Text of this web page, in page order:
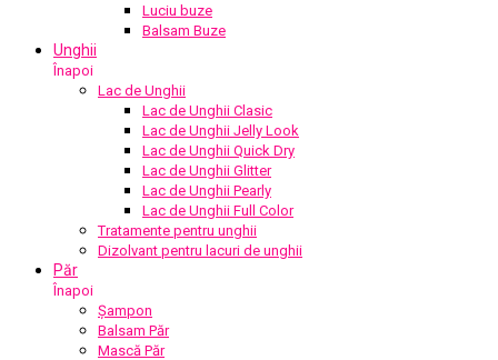
Luciu buze
Balsam Buze
Unghii
Înapoi
Lac de Unghii
Lac de Unghii Clasic
Lac de Unghii Jelly Look
Lac de Unghii Quick Dry
Lac de Unghii Glitter
Lac de Unghii Pearly
Lac de Unghii Full Color
Tratamente pentru unghii
Dizolvant pentru lacuri de unghii
Păr
Înapoi
Șampon
Balsam Păr
Mască Păr